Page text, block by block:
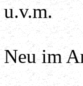
u.v.m.
Neu im